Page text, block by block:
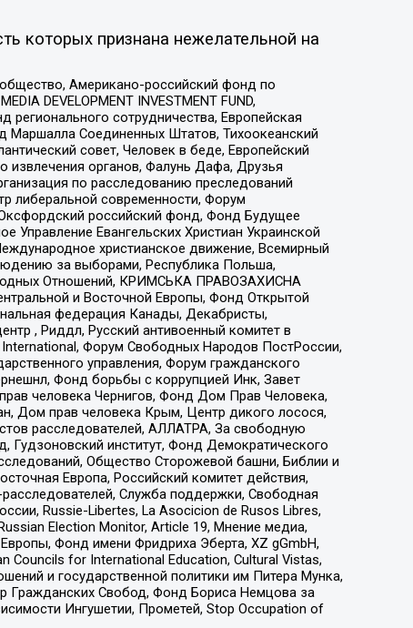
которых признана нежелательной на
Американо-российский фонд по
DEVELOPMENT INVESTMENT FUND,
сотрудничества, Европейская
Соединенных Штатов, Тихоокеанский
совет, Человек в беде, Европейский
органов, Фалунь Дафа, Друзья
по расследованию преследований
либеральной современности, Форум
российский фонд, Фонд Будущее
Евангельских Христиан Украинской
христианское движение, Всемирный
за выборами, Республика Польша,
Отношений, КРИМСЬКА ПРАВОЗАХИСНА
и Восточной Европы, Фонд Открытой
федерация Канады, Декабристы,
, Риддл, Русский антивоенный комитет в
Форум Свободных Народов ПостРоссии,
управления, Форум гражданского
Фонд борьбы с коррупцией Инк, Завет
человека Чернигов, Фонд Дом Прав Человека,
Дом прав человека Крым, Центр дикого лосося,
расследователей, АЛЛАТРА, За свободную
Гудзоновский институт, Фонд Демократического
Общество Сторожевой башни, Библии и
Европа, Российский комитет действия,
Служба поддержки, Свободная
Russie-Libertes, La Asocicion de Rusos Libres,
Election Monitor, Article 19, Мнение медиа,
Фонд имени Фридриха Эберта, XZ gGmbH,
for International Education, Cultural Vistas,
и государственной политики им Питера Мунка,
Гражданских Свобод, Фонд Бориса Немцова за
Ингушетии, Прометей, Stop Occupation of